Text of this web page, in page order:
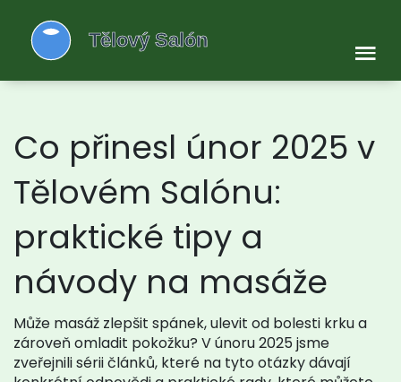
Co přinesl únor 2025 v
Tělovém Salónu:
praktické tipy a
návody na masáže
Může masáž zlepšit spánek, ulevit od bolesti krku a
zároveň omladit pokožku? V únoru 2025 jsme
zveřejnili sérii článků, které na tyto otázky dávají